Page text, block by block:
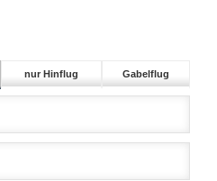
nur Hinflug Gabelflug